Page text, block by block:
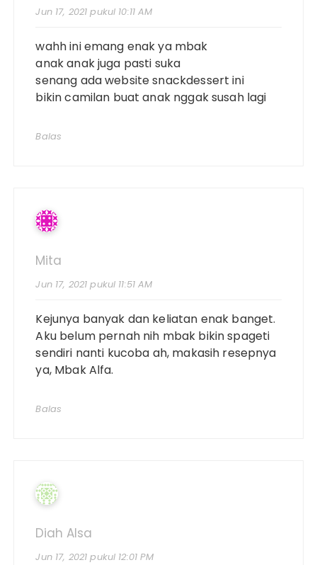
Jun 17, 2021 pukul 10:11 AM
wahh ini emang enak ya mbak
anak anak juga pasti suka
senang ada website snackdessert ini
bikin camilan buat anak nggak susah lagi
Balas
Mita
Jun 17, 2021 pukul 11:51 AM
Kejunya banyak dan keliatan enak banget.
Aku belum pernah nih mbak bikin spageti
sendiri nanti kucoba ah, makasih resepnya
ya, Mbak Alfa.
Balas
Diah Alsa
Jun 17, 2021 pukul 12:01 PM